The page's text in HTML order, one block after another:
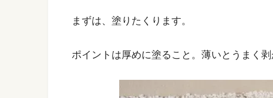
まずは、塗りたくります。
ポイントは厚めに塗ること。薄いとうまく剥